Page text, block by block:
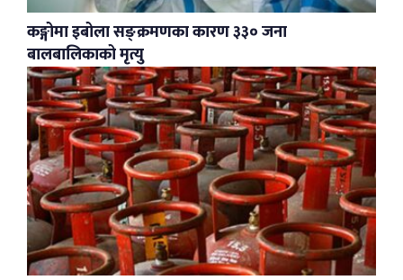
कङ्गोमा इबोला सङ्क्रमणका कारण ३३० जना
बालबालिकाको मृत्यु